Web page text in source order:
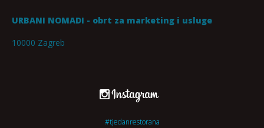
URBANI NOMADI - obrt za marketing i usluge
10000 Zagreb
#tjedanrestorana